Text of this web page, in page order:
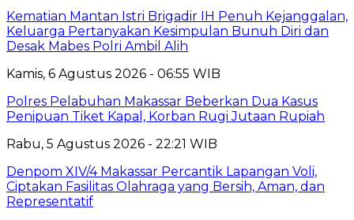
Kematian Mantan Istri Brigadir IH Penuh Kejanggalan,
Keluarga Pertanyakan Kesimpulan Bunuh Diri dan
Desak Mabes Polri Ambil Alih
Kamis, 6 Agustus 2026 - 06:55 WIB
Polres Pelabuhan Makassar Beberkan Dua Kasus
Penipuan Tiket Kapal, Korban Rugi Jutaan Rupiah
Rabu, 5 Agustus 2026 - 22:21 WIB
Denpom XIV/4 Makassar Percantik Lapangan Voli,
Ciptakan Fasilitas Olahraga yang Bersih, Aman, dan
Representatif